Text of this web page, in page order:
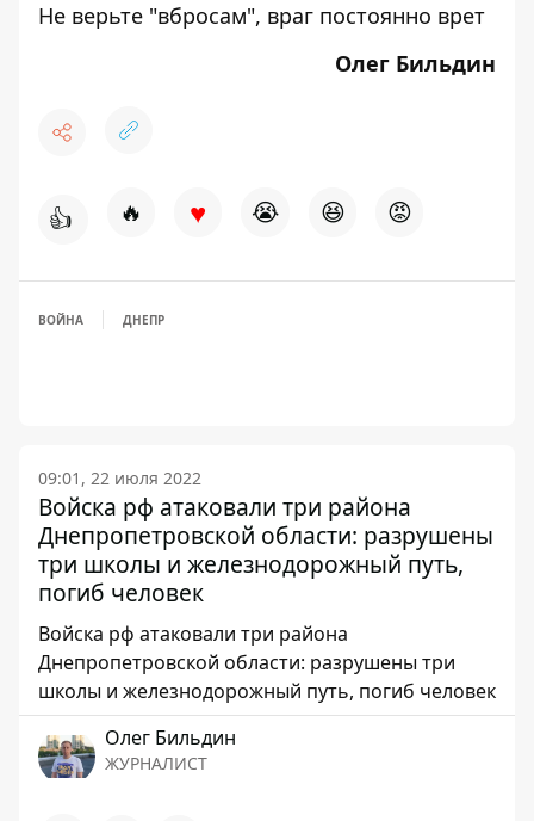
Не верьте "вбросам", враг постоянно врет
Олег Бильдин
👍 🔥 ♥ 😭 😆 😡
ВОЙНА ДНЕПР
09:01, 22 июля 2022
Войска рф атаковали три района
Днепропетровской области: разрушены
три школы и железнодорожный путь,
погиб человек
Войска рф атаковали три района
Днепропетровской области: разрушены три
школы и железнодорожный путь, погиб человек
Олег Бильдин
ЖУРНАЛИСТ